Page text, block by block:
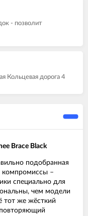
- позволит
Кольцевая дорога 4
Brace Black
подобранная
компромиссы –
специально для
чем модели
тот же жёсткий